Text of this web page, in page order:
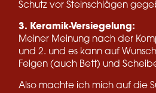
Schutz vor Steinschlägen
3. Keramik-Versiegelung:
Meiner Meinung nach der
und 2. und es kann auf
Felgen (auch Bett) und
Also machte ich mich auf die